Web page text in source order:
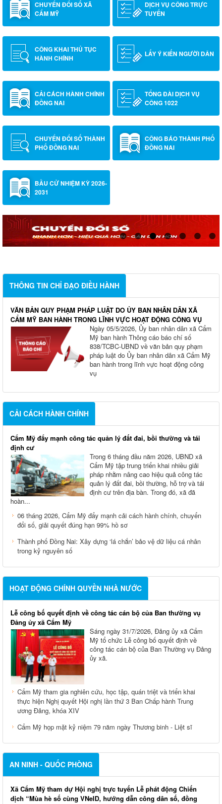
CHUYỂN ĐỔI SỐ XÃ
CẨM MỸ
DỊCH VỤ CÔNG TRỰC
TUYẾN
CÔNG KHAI THỦ TỤC
HÀNH CHÍNH
LẤY Ý KIẾN NGƯỜI DÂN
CẢI CÁCH HÀNH CHÍNH
ĐỒNG NAI
TỔNG ĐÀI DỊCH VỤ
CÔNG 1022
CHUYỂN ĐỔI SỐ THÀNH
PHỐ ĐỒNG NAI
CÔNG BÁO THÀNH PHỐ
ĐỒNG NAI
BẦU CỬ NHIỆM KỲ 2026-
2031
THÔNG TIN CHỈ ĐẠO ĐIỀU HÀNH
VĂN BẢN QUY PHẠM PHÁP LUẬT DO ỦY BAN NHÂN DÂN XÃ
CẨM MỸ BAN HÀNH TRONG LĨNH VỰC HOẠT ĐỘNG CÔNG VỤ
Ngày 05/5/2026, Ủy ban nhân dân xã Cẩm
Mỹ ban hành Thông cáo báo chí số
838/TCBC-UBND về văn bản quy phạm
pháp luật do Ủy ban nhân dân xã Cẩm Mỹ
ban hành trong lĩnh vực hoạt động công
vụ
CẢI CÁCH HÀNH CHÍNH
Cẩm Mỹ đẩy mạnh công tác quản lý đất đai, bồi thường và tái
định cư
Trong 6 tháng đầu năm 2026, UBND xã
Cẩm Mỹ tập trung triển khai nhiều giải
pháp nhằm nâng cao hiệu quả công tác
quản lý đất đai, bồi thường, hỗ trợ và tái
định cư trên địa bàn. Trong đó, xã đã
hoàn...
06 tháng 2026, Cẩm Mỹ đẩy mạnh cải cách hành chính, chuyển
đổi số, giải quyết đúng hạn 99% hồ sơ
Thành phố Đồng Nai: Xây dựng ‘lá chắn’ bảo vệ dữ liệu cá nhân
trong kỷ nguyên số
HOẠT ĐỘNG CHÍNH QUYỀN NHÀ NƯỚC
Lễ công bố quyết định về công tác cán bộ của Ban thường vụ
Đảng ủy xã Cẩm Mỹ
Sáng ngày 31/7/2026, Đảng ủy xã Cẩm
Mỹ tổ chức Lễ công bố quyết định về
công tác cán bộ của Ban Thường vụ Đảng
ủy xã.
Cẩm Mỹ tham gia nghiên cứu, học tập, quán triệt và triển khai
thực hiện Nghị quyết Hội nghị lần thứ 3 Ban Chấp hành Trung
ương Đảng, khóa XIV
Cẩm Mỹ họp mặt kỷ niệm 79 năm ngày Thương binh - Liệt sĩ
AN NINH - QUỐC PHÒNG
Xã Cẩm Mỹ tham dự Hội nghị trực tuyến Lễ phát động Chiến
dịch “Mùa hè số cùng VNeID, hướng dẫn công dân số, đồng